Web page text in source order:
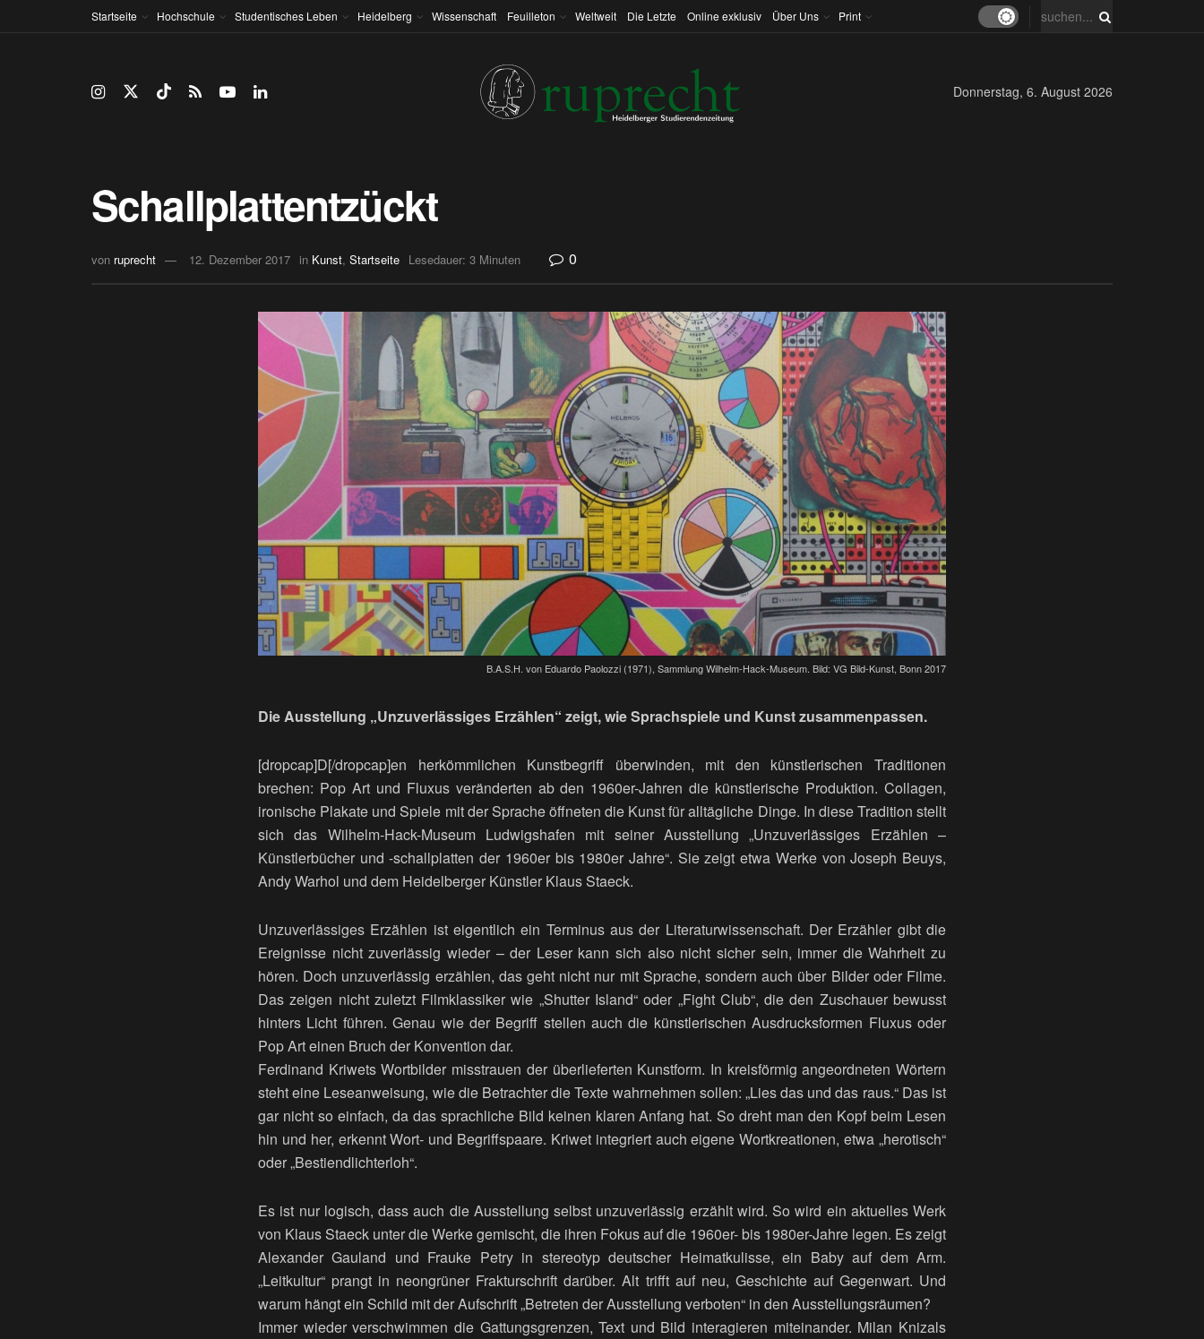
Startseite Hochschule Studentisches Leben Heidelberg Wissenschaft Feuilleton Weltweit Die Letzte Online exklusiv Über Uns Print
Donnerstag, 6. August 2026
Schallplattentzückt
von ruprecht 12. Dezember 2017 in Kunst, Startseite Lesedauer: 3 Minuten 0
B.A.S.H. von Eduardo Paolozzi (1971), Sammlung Wilhelm-Hack-Museum. Bild: VG Bild-Kunst, Bonn 2017
Die Ausstellung „Unzuverlässiges Erzählen“ zeigt, wie Sprachspiele und Kunst zusammenpassen.
[dropcap]D[/dropcap]en herkömmlichen Kunstbegriff überwinden, mit den künstlerischen Traditionen
brechen: Pop Art und Fluxus veränderten ab den 1960er-Jahren die künstlerische Produktion. Collagen,
ironische Plakate und Spiele mit der Sprache öffneten die Kunst für alltägliche Dinge. In diese Tradition stellt
sich das Wilhelm-Hack-Museum Ludwigshafen mit seiner Ausstellung „Unzuverlässiges Erzählen –
Künstlerbücher und -schallplatten der 1960er bis 1980er Jahre“. Sie zeigt etwa Werke von Joseph Beuys,
Andy Warhol und dem Heidelberger Künstler Klaus Staeck.
Unzuverlässiges Erzählen ist eigentlich ein Terminus aus der Literaturwissenschaft. Der Erzähler gibt die
Ereignisse nicht zuverlässig wieder – der Leser kann sich also nicht sicher sein, immer die Wahrheit zu
hören. Doch unzuverlässig erzählen, das geht nicht nur mit Sprache, sondern auch über Bilder oder Filme.
Das zeigen nicht zuletzt Filmklassiker wie „Shutter Island“ oder „Fight Club“, die den Zuschauer bewusst
hinters Licht führen. Genau wie der Begriff stellen auch die künstlerischen Ausdrucksformen Fluxus oder
Pop Art einen Bruch der Konvention dar.
Ferdinand Kriwets Wortbilder misstrauen der überlieferten Kunstform. In kreisförmig angeordneten Wörtern
steht eine Leseanweisung, wie die Betrachter die Texte wahrnehmen sollen: „Lies das und das raus.“ Das ist
gar nicht so einfach, da das sprachliche Bild keinen klaren Anfang hat. So dreht man den Kopf beim Lesen
hin und her, erkennt Wort- und Begriffspaare. Kriwet integriert auch eigene Wortkreationen, etwa „herotisch“
oder „Bestiendlichterloh“.
Es ist nur logisch, dass auch die Ausstellung selbst unzuverlässig erzählt wird. So wird ein aktuelles Werk
von Klaus Staeck unter die Werke gemischt, die ihren Fokus auf die 1960er- bis 1980er-Jahre legen. Es zeigt
Alexander Gauland und Frauke Petry in stereotyp deutscher Heimatkulisse, ein Baby auf dem Arm.
„Leitkultur“ prangt in neongrüner Frakturschrift darüber. Alt trifft auf neu, Geschichte auf Gegenwart. Und
warum hängt ein Schild mit der Aufschrift „Betreten der Ausstellung verboten“ in den Ausstellungsräumen?
Immer wieder verschwimmen die Gattungsgrenzen, Text und Bild interagieren miteinander. Milan Knizals